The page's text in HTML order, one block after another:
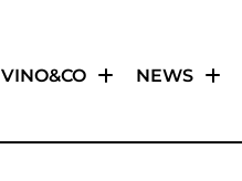
VINO&CO NEWS